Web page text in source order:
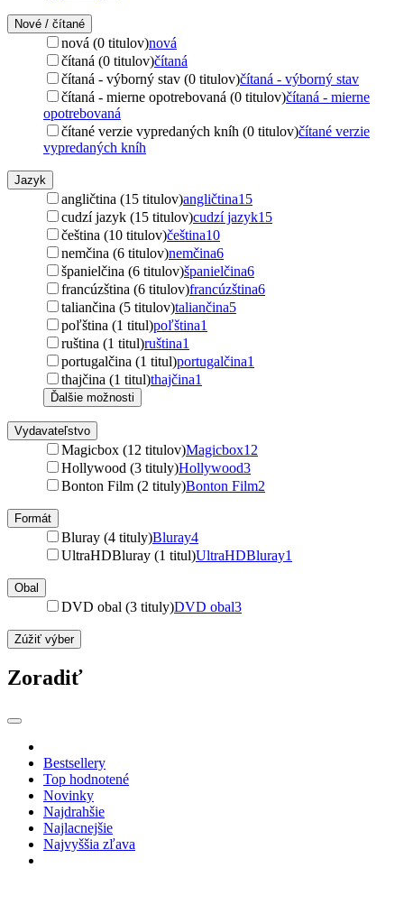
Nové / čítané
nová (0 titulov)nová
čítaná (0 titulov)čítaná
čítaná - výborný stav (0 titulov)čítaná - výborný stav
čítaná - mierne opotrebovaná (0 titulov)čítaná - mierne
opotrebovaná
čítané verzie vypredaných kníh (0 titulov)čítané verzie
vypredaných kníh
Jazyk
angličtina (15 titulov)angličtina15
cudzí jazyk (15 titulov)cudzí jazyk15
čeština (10 titulov)čeština10
nemčina (6 titulov)nemčina6
španielčina (6 titulov)španielčina6
francúzština (6 titulov)francúzština6
taliančina (5 titulov)taliančina5
poľština (1 titul)poľština1
ruština (1 titul)ruština1
portugalčina (1 titul)portugalčina1
thajčina (1 titul)thajčina1
Ďalšie možnosti
Vydavateľstvo
Magicbox (12 titulov)Magicbox12
Hollywood (3 tituly)Hollywood3
Bonton Film (2 tituly)Bonton Film2
Formát
Bluray (4 tituly)Bluray4
UltraHDBluray (1 titul)UltraHDBluray1
Obal
DVD obal (3 tituly)DVD obal3
Zúžiť výber
Zoradiť
Bestsellery
Top hodnotené
Novinky
Najdrahšie
Najlacnejšie
Najvyššia zľava